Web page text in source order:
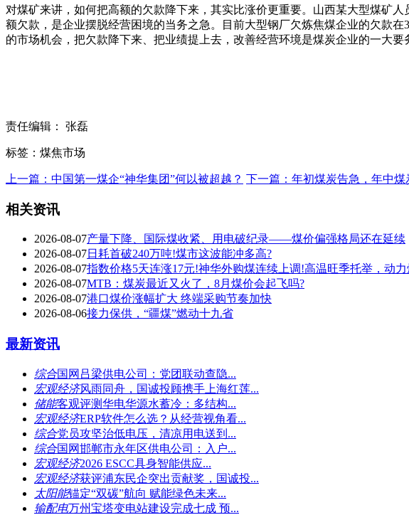
对煤矿来讲，如何把高额的欠款降下来，其实比涨价更重要。山西某大型煤矿
额欠款，是企业摆脱经营困境的当务之急。目前大型钢厂欠炼焦煤企业的欠款
的市场机会，把欠款降下来、把业绩提上去，改善经营环境是煤炭企业的一大要
责任编辑： 张磊
标签：煤焦市场
上一篇：中国第一煤企“神华集团”何以被超越？ 下一篇：年初煤炭告急，年中
相关资讯
2026-08-07产量下降、国际煤收紧、用电破纪录——煤价偏强格局还在延续
2026-08-07日耗首破240万吨!煤市这波能冲多高?
2026-08-07指数价格5天连涨17元!神华外购煤连续上调!高温旺季托举，动
2026-08-07MTB：煤炭最近又火了，8月煤价会起飞吗?
2026-08-07港口煤价涨幅扩大 终端采购节奏加快
2026-08-06接力保供，“疆煤”燃动十九省
最新资讯
综合国网吕梁供电公司：党团联动查隐...
宏观经济风雨同舟，国诚投顾携手上海红莲...
储能客观评测华电华源水蓄冷：多结构...
宏观经济ERP软件怎么选？从经营视角看...
综合党员攻坚治低电压，清凉用电送到...
综合国网邯郸市永年区供电公司：入户...
宏观经济2026 ESCC具身智能供应...
宏观经济获评浦东民企突出贡献奖，国诚投...
太阳能锚定“双碳”航向 赋能绿色未来...
输配电万州宝塔变电站建设完成七成 预...